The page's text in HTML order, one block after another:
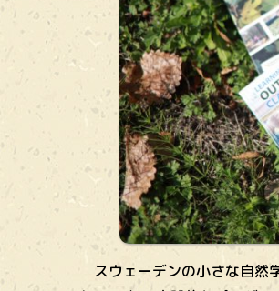
スウェーデンの小さな自然